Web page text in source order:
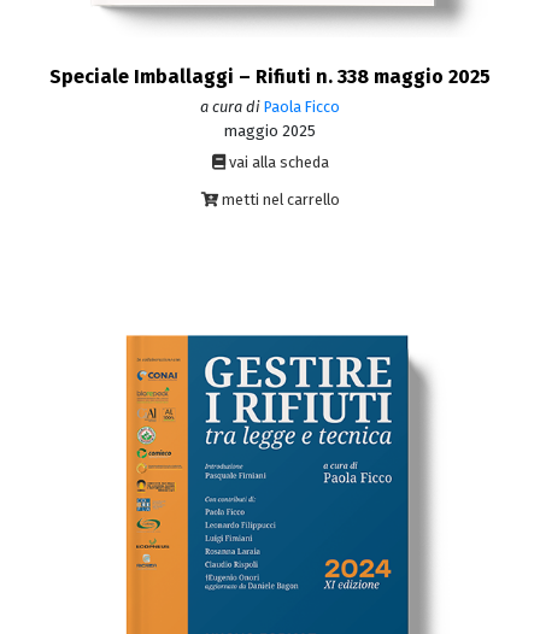
Speciale Imballaggi – Rifiuti n. 338 maggio 2025
a cura di Paola Ficco
maggio 2025
vai alla scheda
metti nel carrello